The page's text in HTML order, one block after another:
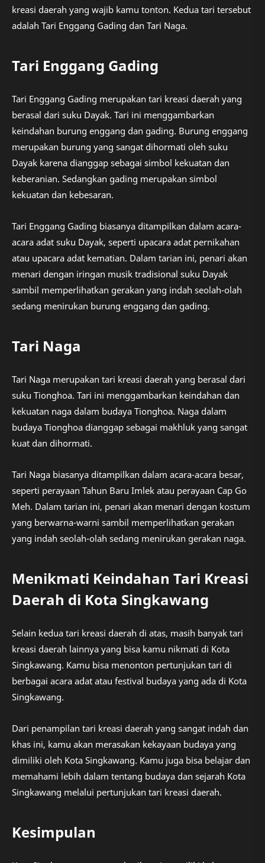
kreasi daerah yang wajib kamu tonton. Kedua tari tersebut
adalah Tari Enggang Gading dan Tari Naga.
Tari Enggang Gading
Tari Enggang Gading merupakan tari kreasi daerah yang
berasal dari suku Dayak. Tari ini menggambarkan
keindahan burung enggang dan gading. Burung enggang
merupakan burung yang sangat dihormati oleh suku
Dayak karena dianggap sebagai simbol kekuatan dan
keberanian. Sedangkan gading merupakan simbol
kekuatan dan kebesaran.
Tari Enggang Gading biasanya ditampilkan dalam acara-
acara adat suku Dayak, seperti upacara adat pernikahan
atau upacara adat kematian. Dalam tarian ini, penari akan
menari dengan iringan musik tradisional suku Dayak
sambil memperlihatkan gerakan yang indah seolah-olah
sedang menirukan burung enggang dan gading.
Tari Naga
Tari Naga merupakan tari kreasi daerah yang berasal dari
suku Tionghoa. Tari ini menggambarkan keindahan dan
kekuatan naga dalam budaya Tionghoa. Naga dalam
budaya Tionghoa dianggap sebagai makhluk yang sangat
kuat dan dihormati.
Tari Naga biasanya ditampilkan dalam acara-acara besar,
seperti perayaan Tahun Baru Imlek atau perayaan Cap Go
Meh. Dalam tarian ini, penari akan menari dengan kostum
yang berwarna-warni sambil memperlihatkan gerakan
yang indah seolah-olah sedang menirukan gerakan naga.
Menikmati Keindahan Tari Kreasi
Daerah di Kota Singkawang
Selain kedua tari kreasi daerah di atas, masih banyak tari
kreasi daerah lainnya yang bisa kamu nikmati di Kota
Singkawang. Kamu bisa menonton pertunjukan tari di
berbagai acara adat atau festival budaya yang ada di Kota
Singkawang.
Dari penampilan tari kreasi daerah yang sangat indah dan
khas ini, kamu akan merasakan kekayaan budaya yang
dimiliki oleh Kota Singkawang. Kamu juga bisa belajar dan
memahami lebih dalam tentang budaya dan sejarah Kota
Singkawang melalui pertunjukan tari kreasi daerah.
Kesimpulan